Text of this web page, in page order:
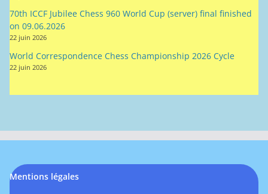
70th ICCF Jubilee Chess 960 World Cup (server) final finished
on 09.06.2026
22 juin 2026
World Correspondence Chess Championship 2026 Cycle
22 juin 2026
Mentions légales